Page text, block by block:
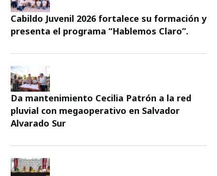
Cabildo Juvenil 2026 fortalece su formación y
presenta el programa “Hablemos Claro”.
Da mantenimiento Cecilia Patrón a la red
pluvial con megaoperativo en Salvador
Alvarado Sur